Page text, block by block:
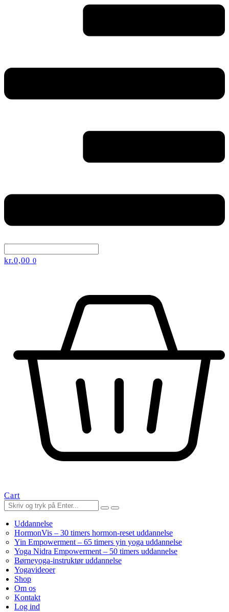
kr.0,00 0
Cart
Uddannelse
HormonVis – 30 timers hormon-reset uddannelse
Yin Empowerment – 65 timers yin yoga uddannelse
Yoga Nidra Empowerment – 50 timers uddannelse
Børneyoga-instruktør uddannelse
Yogavideoer
Shop
Om os
Kontakt
Log ind